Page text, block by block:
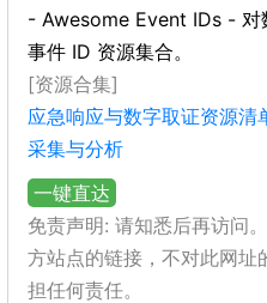
- Awesome Event IDs - 对
事件 ID 资源集合。
[资源合集]
应急响应与数字取证资源清
采集与分析
一键直达
免责声明: 请知悉后再访问
方站点的链接，不对此网址
担任何责任。